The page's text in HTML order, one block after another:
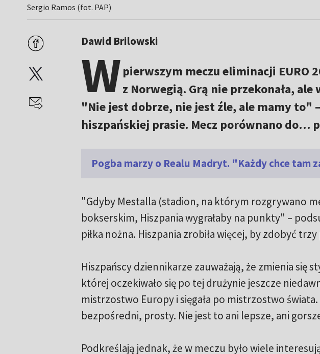
Sergio Ramos (fot. PAP)
Dawid Brilowski
Wpierwszym meczu eliminacji EURO
z Norwegią. Grą nie przekonała,
"Nie jest dobrze, nie jest źle, ale mamy to"
hiszpańskiej prasie. Mecz porównano do…
Pogba marzy o Realu Madryt. "Każdy chce tam
"Gdyby Mestalla (stadion, na którym rozgrywano
bokserskim, Hiszpania wygrałaby na punkty" –
piłka nożna. Hiszpania zrobiła więcej, by zdobyć
Hiszpańscy dziennikarze zauważają, że zmienia się
której oczekiwało się po tej drużynie jeszcze
mistrzostwo Europy i sięgała po mistrzostwo
bezpośredni, prosty. Nie jest to ani lepsze, ani
Podkreślają jednak, że w meczu było wiele